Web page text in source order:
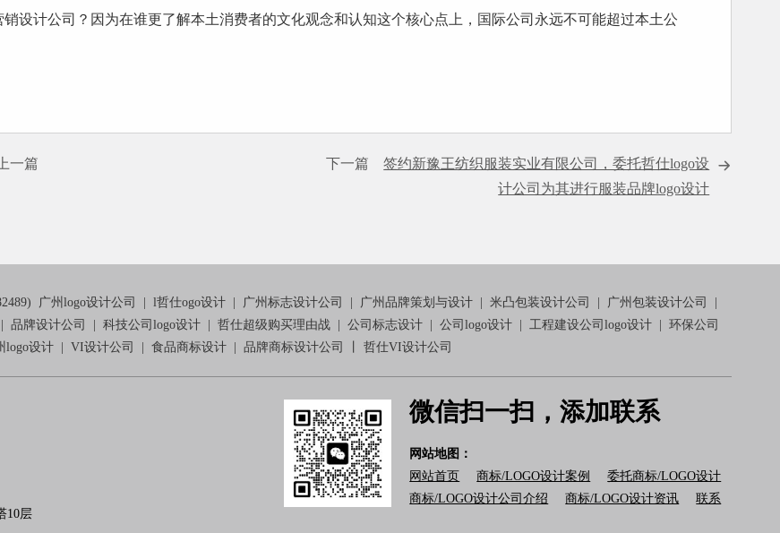
销设计公司？因为在谁更了解本土消费者的文化观念和认知这个核心点上，国际公司永远不可能超过本土公
篇 下一篇签约新豫王纺织服装实业有限公司，委托哲仕logo设
计公司为其进行服装品牌logo设计
广州logo设计公司 l哲仕ogo设计| 广州标志设计公司 广州品牌策划与设计| 米凸包装设计公司 广州包装设计公司
品牌设计公司 科技公司logo设计| 哲仕超级购买理由战| 公司标志设计| 公司logo设计| 工程建设公司logo设计| 环保公司
logo设计| VI设计公司 食品商标设计| 品牌商标设计公司 哲仕VI设计公司
10层
微信扫一扫，添加联系
网站地图：
网站首页
商标/LOGO设计案例
委托商标/LOGO设计
商标/LOGO设计公司介绍
商标/LOGO设计资讯 联系